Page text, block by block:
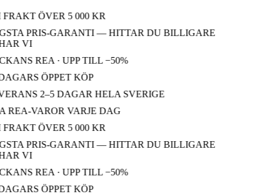
ÖVER 5 000 KR
PRIS-GARANTI — HITTAR DU BILLIGARE
VI
REA · UPP TILL −50%
ÖPPET KÖP
2–5 DAGAR HELA SVERIGE
REA-VAROR VARJE DAG
ÖVER 5 000 KR
PRIS-GARANTI — HITTAR DU BILLIGARE
VI
REA · UPP TILL −50%
ÖPPET KÖP